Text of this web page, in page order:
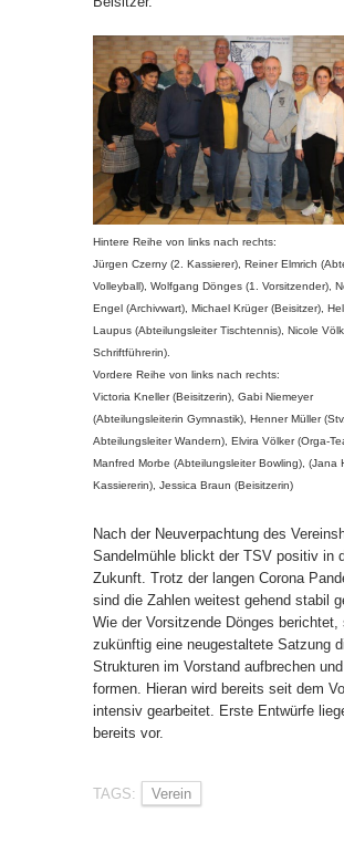
Hintere Reihe von links nach rechts:
Jürgen Czerny (2. Kassierer), Reiner Elmrich
Volleyball), Wolfgang Dönges (1. Vorsitzender),
Engel (Archivwart), Michael Krüger (Beisitzer),
Laupus (Abteilungsleiter Tischtennis), Nicole
Schriftführerin).
Vordere Reihe von links nach rechts:
Victoria Kneller (Beisitzerin), Gabi Niemeyer
(Abteilungsleiterin Gymnastik), Henner Müller (Stv.
Abteilungsleiter Wandern), Elvira Völker (Orga-
Manfred Morbe (Abteilungsleiter Bowling), (Jana
Kassiererin), Jessica Braun (Beisitzerin)
Nach der Neuverpachtung des
Sandelmühle blickt der TSV positiv in
Zukunft. Trotz der langen Corona
sind die Zahlen weitest gehend stabil
Wie der Vorsitzende Dönges berichtet,
zukünftig eine neugestaltete Satzung
Strukturen im Vorstand aufbrechen
formen. Hieran wird bereits seit dem
intensiv gearbeitet. Erste Entwürfe
bereits vor.
TAGS: Verein